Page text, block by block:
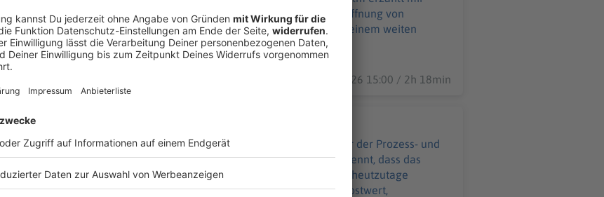
- Produktion Torben Becker - Redaktion Mit Vergnügen - Vermarktung und Distribution
Fragensets: beherzt.net/hotel-matze Hotel Matze live - https://eventim.de/artist/hotel-
matzehielscher.substack.com/ YouTube: https://bit.ly/2MXRILN TikTok:
https://instagram.com/matzehielscherHotel LinkedIn:
gebraucht zu werden, von seinen Verliebtheiten und davon, was Hoffnung von
ihm wissen: Wie bleibt man in gnadenlosen Zeiten ein Mensch mit einem weiten
gruen https://www.instagram.com/anselm_gruen/?hl=de
Anselm Grüns Publikationen: https://bit.ly/4yQHuPq
https://matzehielscher.substack.com/ YouTube: https://bit.ly/2MXRILN
LinkedIn:
29.07.2026 15:00 / 2h 18min
- Wie können wir innere Blockaden lösen?
Michael Bohne - Wie können wir innere Blockaden lösen?
für Psychiatrie und Psychotherapie, Sachbuchautor und Begründer der Prozess- und
(PEP). Ich wollte von ihm wissen, woran man erkennt, dass das
eine Regulation braucht, welche inneren Blockaden und Ängste heutzutage
sind – und wie man mit ihnen umgehen kann. Wir sprechen über Selbstwert,